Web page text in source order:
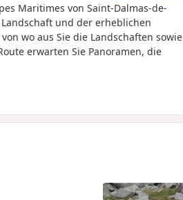
Maritimes von Saint-Dalmas-de-
und der erheblichen
wo aus Sie die Landschaften sowie
erwarten Sie Panoramen, die